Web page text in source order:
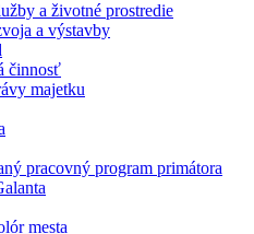
a životné prostredie
a výstavby
činnosť
majetku
pracovný program primátora
mesta